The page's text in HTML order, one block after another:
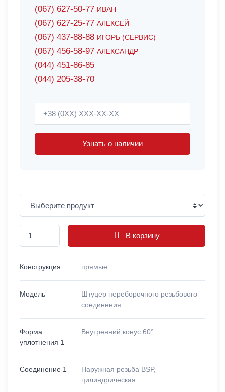
(067) 627-50-77 ИВАН
(067) 627-25-77 АЛЕКСЕЙ
(067) 437-88-88 ИГОРЬ (СЕРВИС)
(067) 456-58-97 АЛЕКСАНДР
(044) 451-86-85
(044) 205-38-70
Узнать о наличии
В корзину
Конструкция прямые
Модель
Штуцер переборочного резьбового
соединения
Форма
уплотнения 1
Внутренний конус 60°
Соединение 1
Наружная резьба BSP,
цилиндрическая